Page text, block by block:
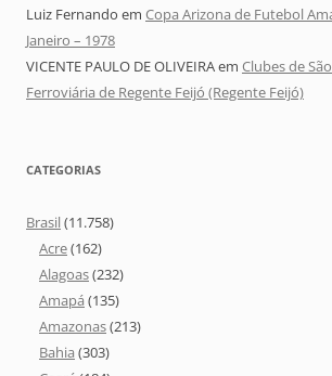
Luiz Fernando em Copa Arizona de Futebol
Janeiro – 1978
VICENTE PAULO DE OLIVEIRAem Clubes de
Ferroviária de Regente Feijó (Regente Feijó)
CATEGORIAS
Brasil(11.758)
Acre(162)
Alagoas(232)
Amapá (135)
Amazonas(213)
Bahia (303)